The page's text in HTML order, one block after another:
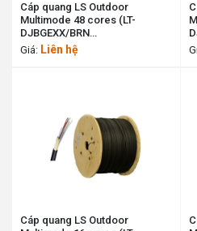
Cáp quang LS Outdoor
Multimode 48 cores (LT-
DJBGEXX/BRN
MX48XX(06T2.00)) LS cable
Giá: Liên hệ
Cáp quang LS Outdoor